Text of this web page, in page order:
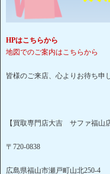
HPはこちらから
地図でのご案内はこちらから
皆様のご来店、心よりお待ち申
【買取専門店大吉 サファ福山店
〒720-0838
広島県福山市瀬戸町山北250-4